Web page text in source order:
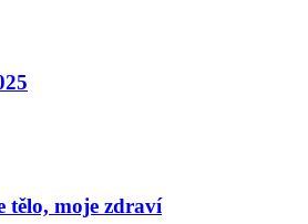
tělo, moje zdraví